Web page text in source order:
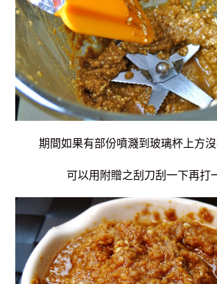
期間如果有部份噴濺到玻璃杯上方沒
可以用附贈之刮刀刮一下再打